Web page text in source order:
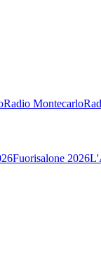
Radio Montecarlo
Fuorisalone 2026